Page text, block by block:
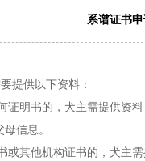
系谱证书申
提供以下资料：
明书的，犬主需提供资
信息。
其他机构证书的，犬主